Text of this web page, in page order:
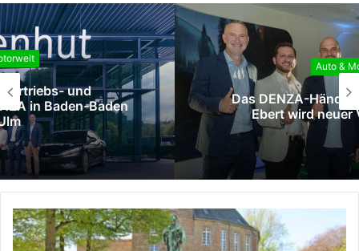
Auto & Motorwelt
Das DENZA-Händlernetz wächst weiter:
Ebert wird neuer Vertriebspartner